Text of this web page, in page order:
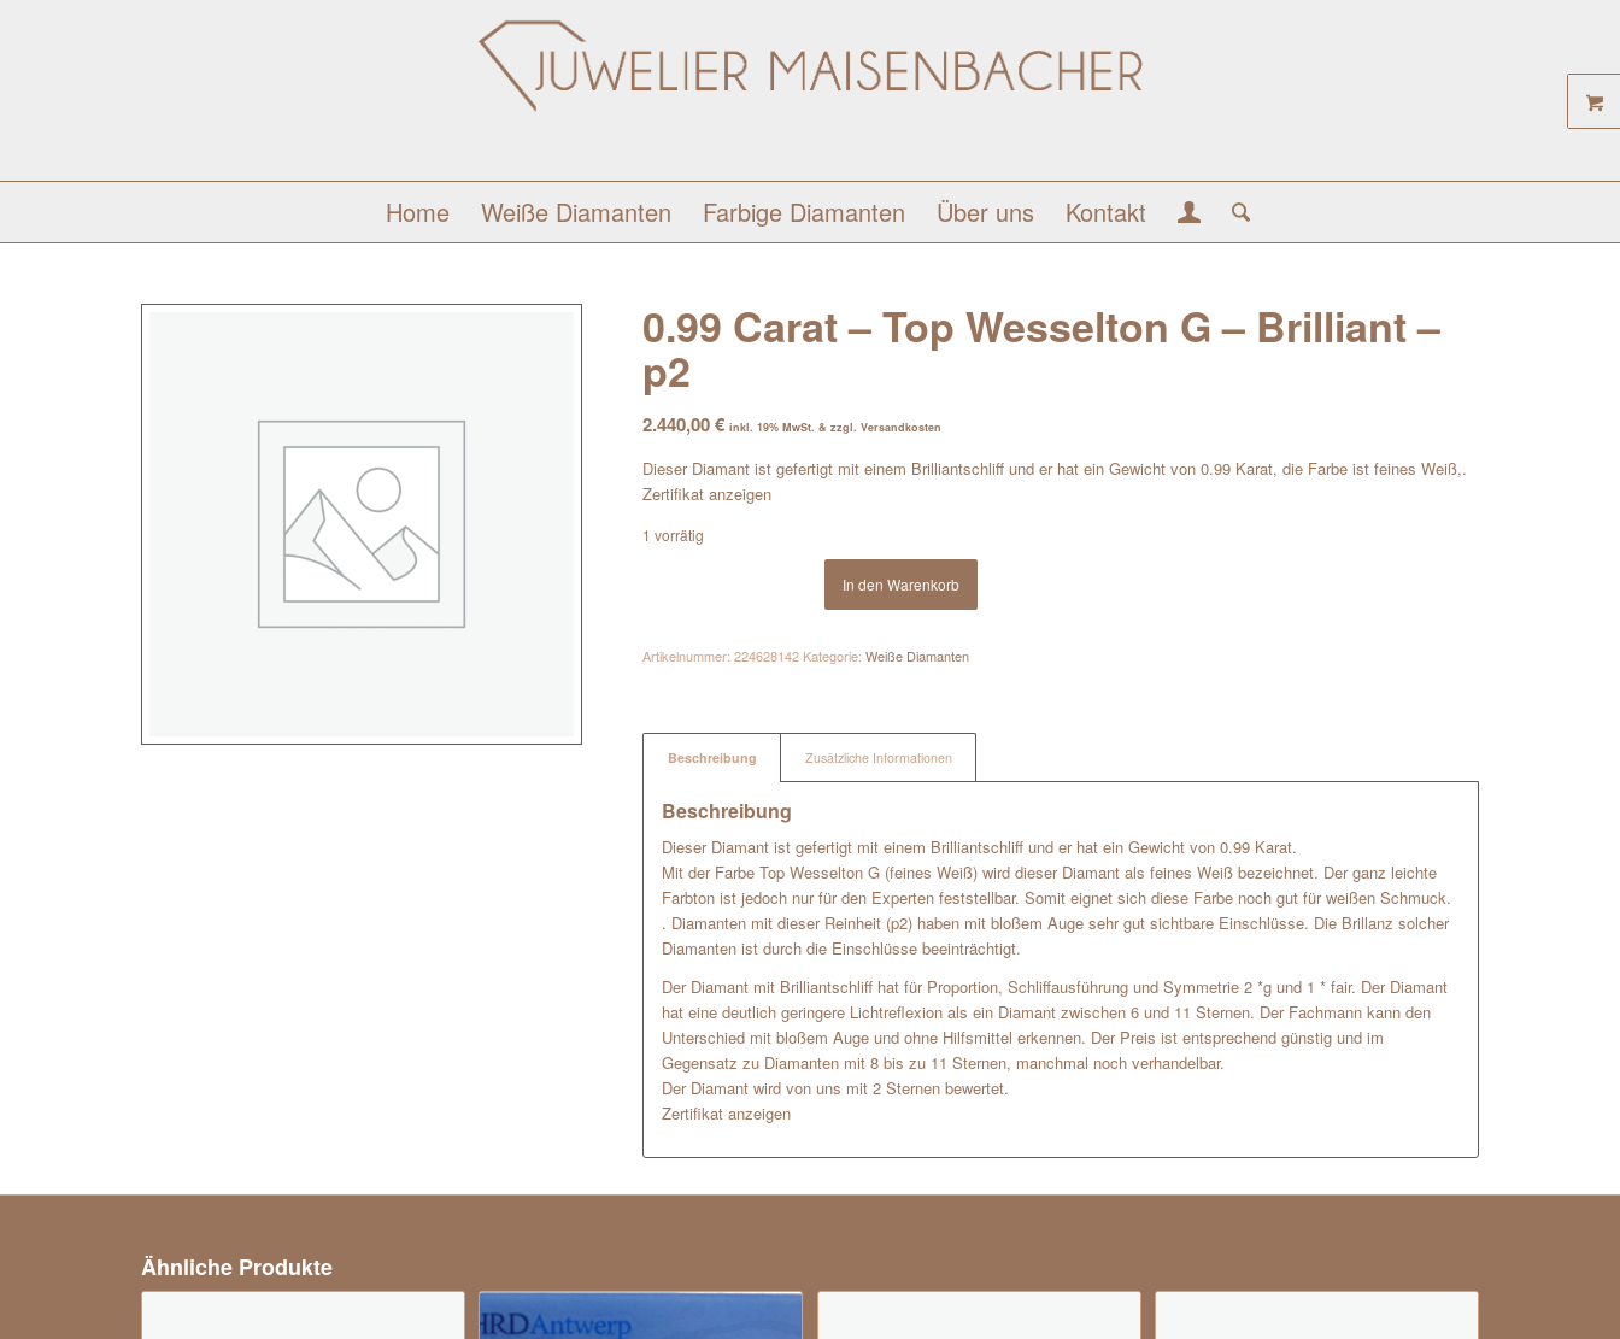
Home Weiße Diamanten Farbige Diamanten Über uns Kontakt
0.99 Carat – Top Wesselton G – Brilliant –
p2
2.440,00€ inkl. 19% MwSt. & zzgl. Versandkosten
Dieser Diamant ist gefertigt mit einem Brilliantschliff und er hat ein Gewicht von 0.99 Karat, die Farbe ist feines Weiß,.
Zertifikat anzeigen
1 vorrätig
In den Warenkorb
Artikelnummer:224628142 Kategorie:Weiße Diamanten
Beschreibung Zusätzliche Informationen
Beschreibung
Dieser Diamant ist gefertigt mit einem Brilliantschliff und er hat ein Gewicht von 0.99 Karat.
Mit der Farbe Top Wesselton G (feines Weiß) wird dieser Diamant als feines Weiß bezeichnet. Der ganz leichte
Farbton ist jedoch nur für den Experten feststellbar. Somit eignet sich diese Farbe noch gut für weißen Schmuck.
. Diamanten mit dieser Reinheit (p2) haben mit bloßem Auge sehr gut sichtbare Einschlüsse. Die Brillanz solcher
Diamanten ist durch die Einschlüsse beeinträchtigt.
Der Diamant mit Brilliantschliff hat für Proportion, Schliffausführung und Symmetrie 2 *g und 1 * fair. Der Diamant
hat eine deutlich geringere Lichtreflexion als ein Diamant zwischen 6 und 11 Sternen. Der Fachmann kann den
Unterschied mit bloßem Auge und ohne Hilfsmittel erkennen. Der Preis ist entsprechend günstig und im
Gegensatz zu Diamanten mit 8 bis zu 11 Sternen, manchmal noch verhandelbar.
Der Diamant wird von uns mit 2 Sternen bewertet.
Zertifikat anzeigen
Ähnliche Produkte